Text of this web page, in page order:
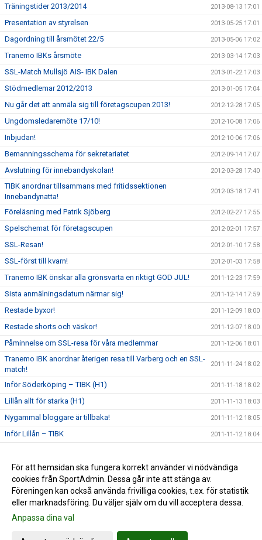
Träningstider 2013/2014 2013-08-13 17:01
Presentation av styrelsen 2013-05-25 17:01
Dagordning till årsmötet 22/5 2013-05-06 17:02
Tranemo IBKs årsmöte 2013-03-14 17:03
SSL-Match Mullsjö AIS- IBK Dalen 2013-01-22 17:03
Stödmedlemar 2012/2013 2013-01-05 17:04
Nu går det att anmäla sig till företagscupen 2013! 2012-12-28 17:05
Ungdomsledaremöte 17/10! 2012-10-08 17:06
Inbjudan! 2012-10-06 17:06
Bemanningsschema för sekretariatet 2012-09-14 17:07
Avslutning för innebandyskolan! 2012-03-28 17:40
TIBK anordnar tillsammans med fritidssektionen
Innebandynatta!
2012-03-18 17:41
Föreläsning med Patrik Sjöberg 2012-02-27 17:55
Spelschemat för företagscupen 2012-02-01 17:57
SSL-Resan! 2012-01-10 17:58
SSL-först till kvarn! 2012-01-03 17:58
Tranemo IBK önskar alla grönsvarta en riktigt GOD JUL! 2011-12-23 17:59
Sista anmälningsdatum närmar sig! 2011-12-14 17:59
Restade byxor! 2011-12-09 18:00
Restade shorts och väskor! 2011-12-07 18:00
Påminnelse om SSL-resa för våra medlemmar 2011-12-06 18:01
Tranemo IBK anordnar återigen resa till Varberg och en SSL-
match!
2011-11-24 18:02
Inför Söderköping – TIBK (H1) 2011-11-18 18:02
Lillån allt för starka (H1) 2011-11-13 18:03
Nygammal bloggare är tillbaka! 2011-11-12 18:05
Inför Lillån – TIBK 2011-11-12 18:04
Den nya hemsidan är nu igång! 2011-10-30 18:06
Nya träningskläder 2011-10-29 18:06
Gå till Webbversion
För att hemsidan ska fungera korrekt använder vi nödvändiga
cookies från SportAdmin. Dessa går inte att stänga av.
Föreningen kan också använda frivilliga cookies, t.ex. för statistik
eller marknadsföring. Du väljer själv om du vill acceptera dessa.
Anpassa dina val